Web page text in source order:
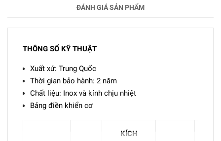
ĐÁNH GIÁ SẢN PHẨM
THÔNG SỐ KỸ THUẬT
Xuất xứ: Trung Quốc
Thời gian bảo hành: 2 năm
Chất liệu: Inox và kính chịu nhiệt
Bảng điền khiển cơ
KÍCH